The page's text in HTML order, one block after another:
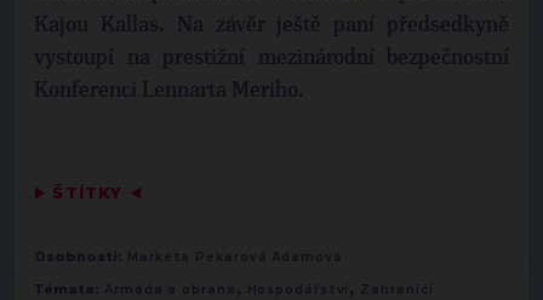
Kajou Kallas. Na závěr ještě paní předsedkyně
vystoupí na prestižní mezinárodní bezpečnostní
Konferenci Lennarta Meriho.
▶ ŠTÍTKY ◀
Osobnosti: Markéta Pekarová Adamová
Témata: Armáda a obrana , Hospodářství , Zahraničí